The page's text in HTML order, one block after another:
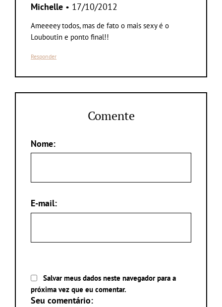
Michelle • 17/10/2012
Ameeeey todos, mas de fato o mais sexy é o
Louboutin e ponto final!!
Responder
Comente
Nome:
E-mail:
Salvar meus dados neste navegador para a
próxima vez que eu comentar.
Seu comentário: